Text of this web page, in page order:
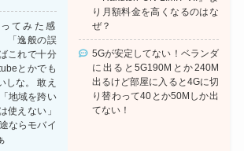
てみた感
「逸般の誤
これで十分
とかでも
しな。 敢え
地域を跨い
使えない」
ならモバイ
り月額料金を高くなるのはな
ぜ？
5Gが安定してない！ベランダ
に出ると5G190Mとか240M
出るけど部屋に入ると4Gに切
り替わって40とか50Mしか出
てない！